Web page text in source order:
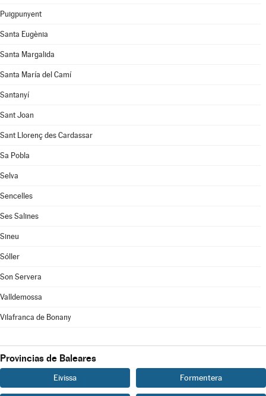
Puigpunyent
Santa Eugènia
Santa Margalida
Santa María del Camí
Santanyí
Sant Joan
Sant Llorenç des Cardassar
Sa Pobla
Selva
Sencelles
Ses Salines
Sineu
Sóller
Son Servera
Valldemossa
Vilafranca de Bonany
Provincias de Baleares
Eivissa Formentera